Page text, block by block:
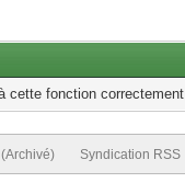
cette fonction
Syndication RSS